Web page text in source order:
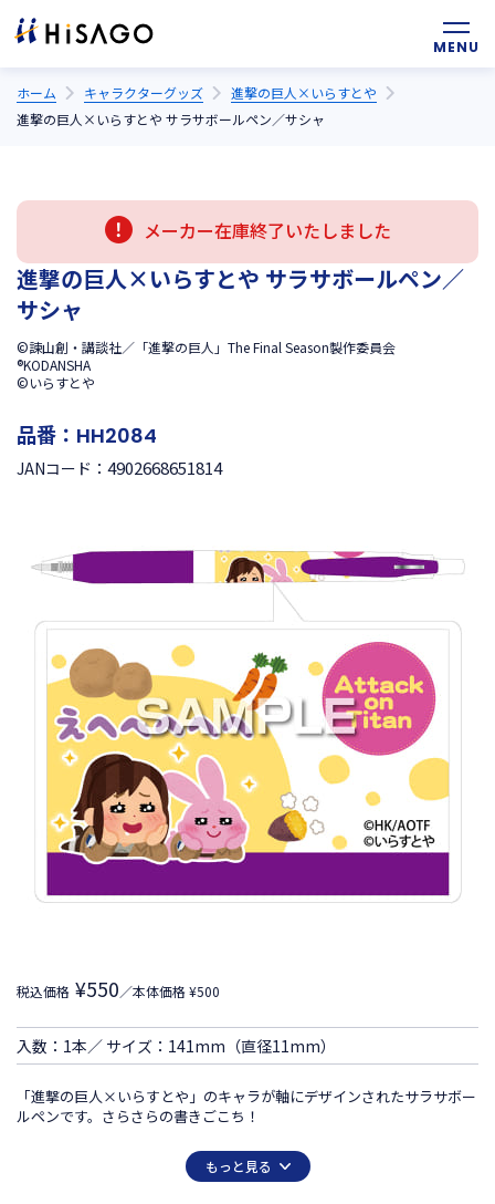
ホーム キャラクターグッズ
進撃の巨人×いらすとや
進撃の巨人×いらすとや サラサボールペン／サシャ
メーカー在庫終了いたしました
進撃の巨人×いらすとや サラサボールペン／
サシャ
©諫山創・講談社／「進撃の巨人」The Final Season製作委員会
®KODANSHA
©いらすとや
品番： HH2084
JANコード： 4902668651814
税込価格 ¥550／本体価格 ¥500
入数：1本／ サイズ：141mm（直径11mm）
「進撃の巨人×いらすとや」のキャラが軸にデザインされたサラサボー
ルペンです。さらさらの書きごこち！
この商品は日本国外での販売は許諾されておりません
もっと見る